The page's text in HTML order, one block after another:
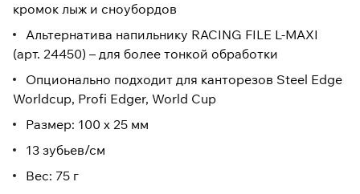
кромок лыж и сноубордов
Альтернатива напильнику RACING FILE L-MAXI
(арт. 24450) – для более тонкой обработки
Опционально подходит для канторезов Steel Edge
Worldcup, Profi Edger, World Cup
Размер: 100 x 25 мм
13 зубьев/см
Вес: 75 г